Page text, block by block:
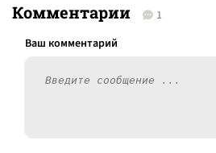
Комментарии 1